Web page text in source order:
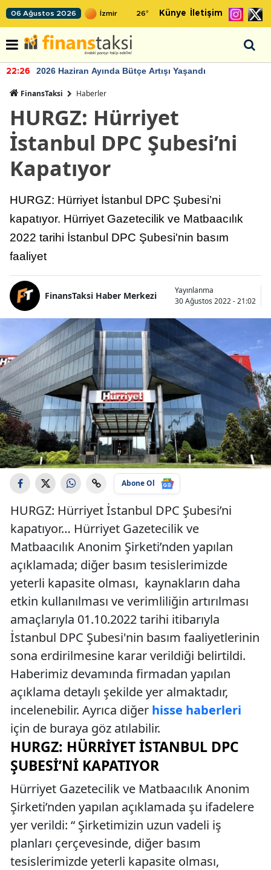
06 Ağustos 2026 26° Künye İletişim
22:26 2026 Haziran Ayında Bütçe Artışı Yaşandı
FinansTaksi Haberler
HURGZ: Hürriyet
İstanbul DPC Şubesi’ni
Kapatıyor
HURGZ: Hürriyet İstanbul DPC Şubesi’ni
kapatıyor. Hürriyet Gazetecilik ve Matbaacılık
2022 tarihi İstanbul DPC Şubesi'nin basım
faaliyet
FinansTaksi Haber Merkezi
Yayınlanma
30 Ağustos 2022 - 21:02
Abone Ol
HURGZ: Hürriyet İstanbul DPC Şubesi’ni
kapatıyor… Hürriyet Gazetecilik ve
Matbaacılık Anonim Şirketi’nden yapılan
açıklamada; diğer basım tesislerimizde
yeterli kapasite olması, kaynakların daha
etkin kullanılması ve verimliliğin artırılması
amaçlarıyla 01.10.2022 tarihi itibarıyla
İstanbul DPC Şubesi'nin basım faaliyetlerinin
sona erdirilmesine karar verildiği belirtildi.
Haberimiz devamında firmadan yapılan
açıklama detaylı şekilde yer almaktadır,
incelenebilir. Ayrıca diğer hisse haberleri
için de buraya göz atılabilir.
HURGZ: HÜRRIYET İSTANBUL DPC
ŞUBESI’NI KAPATIYOR
Hürriyet Gazetecilik ve Matbaacılık Anonim
Şirketi’nden yapılan açıklamada şu ifadelere
yer verildi: “ Şirketimizin uzun vadeli iş
planları çerçevesinde, diğer basım
tesislerimizde yeterli kapasite olması,